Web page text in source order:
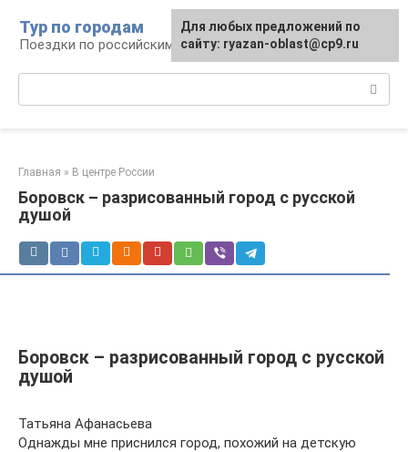
контенту
Тур по городам
Поездки по российским городам
Главная » В центре России
Боровск – разрисованный город с русской
душой
Боровск – разрисованный город с русской
душой
Татьяна Афанасьева
Однажды мне приснился город, похожий на детскую
Для любых предложений по
сайту: ryazan-oblast@cp9.ru